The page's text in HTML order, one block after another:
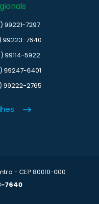
99221-7297
99223-7640
99114-5922
99247-6401
99222-2765
- CEP 80010-000
7640